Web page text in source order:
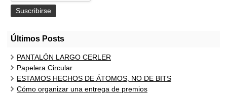
Últimos Posts
PANTALÓN LARGO CERLER
Papelera Circular
ESTAMOS HECHOS DE ÁTOMOS, NO DE BITS
Cómo organizar una entrega de premios